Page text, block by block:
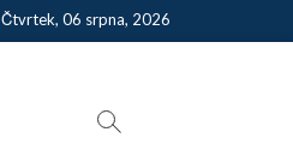
Čtvrtek, 06 srpna, 2026